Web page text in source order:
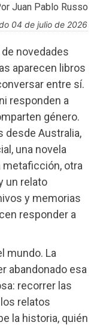
Juan Pablo Russo
04 de julio de 2026
novedades
aparecen libros
entre sí.
responden a
género.
desde Australia,
una novela
metaficción, otra
un relato
y memorias
responder a
mundo. La
abandonado esa
recorrer las
relatos
la historia, quién